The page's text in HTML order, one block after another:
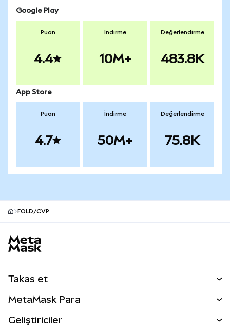
Google Play
Puan
4.4
İndirme
10M+
Değerlendirme
483.8K
App Store
Puan
4.7
İndirme
50M+
Değerlendirme
75.8K
FOLD/CVP
Takas et
Perps
MetaMask Para
Geliştiriciler